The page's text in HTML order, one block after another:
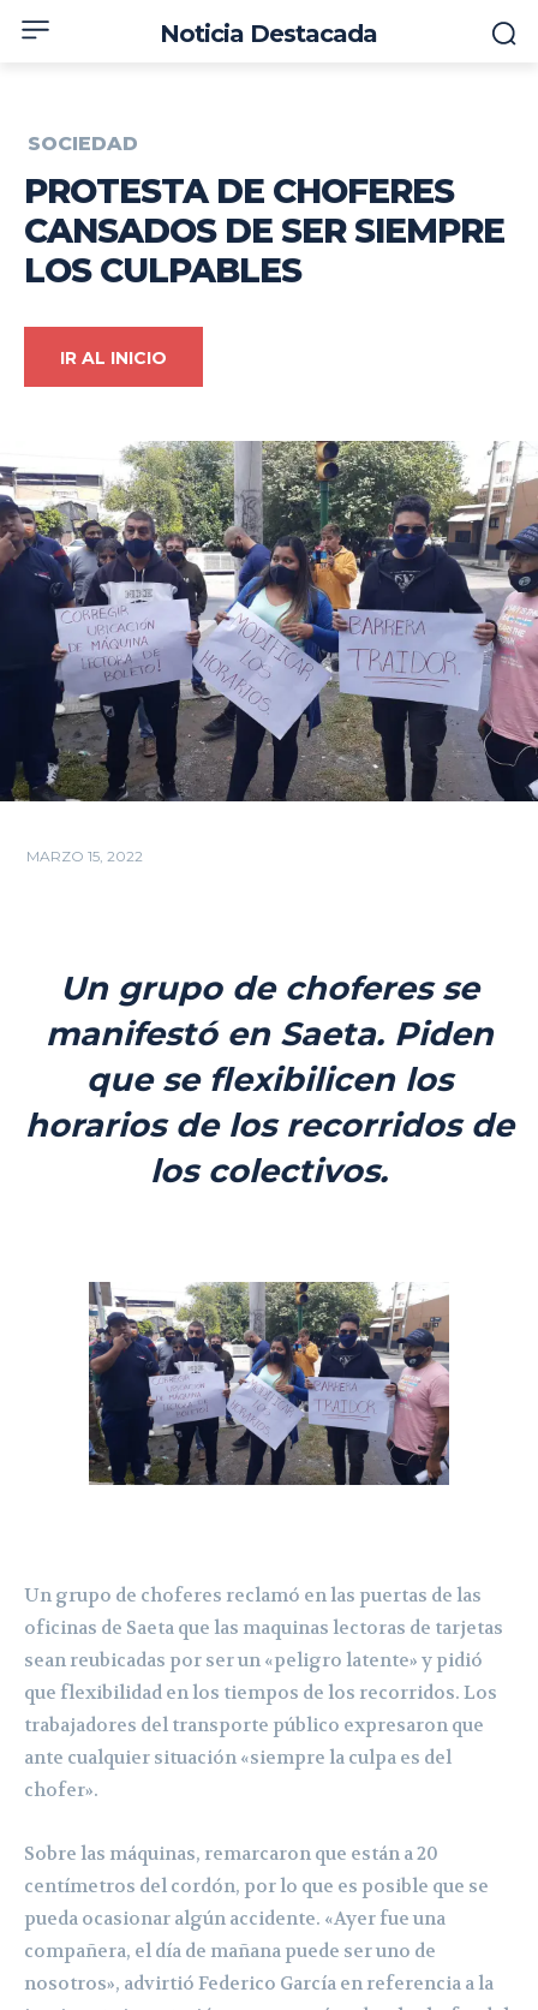
Noticia Destacada
SOCIEDAD
PROTESTA DE CHOFERES
CANSADOS DE SER SIEMPRE
LOS CULPABLES
IR AL INICIO
MARZO 15, 2022
Un grupo de choferes se
manifestó en Saeta. Piden
que se flexibilicen los
horarios de los recorridos de
los colectivos.
Un grupo de choferes reclamó en las puertas de las
oficinas de Saeta que las maquinas lectoras de tarjetas
sean reubicadas por ser un «peligro latente» y pidió
que flexibilidad en los tiempos de los recorridos. Los
trabajadores del transporte público expresaron que
ante cualquier situación «siempre la culpa es del
chofer».
Sobre las máquinas, remarcaron que están a 20
centímetros del cordón, por lo que es posible que se
pueda ocasionar algún accidente. «Ayer fue una
compañera, el día de mañana puede ser uno de
nosotros», advirtió Federico García en referencia a la